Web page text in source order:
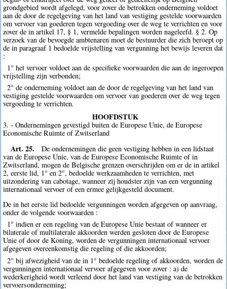
grondgebied wordt afgelegd, voor zover de betrokken onderneming voldoet
aan de door de regelgeving van het land van vestiging gestelde voorwaarden
om vervoer van goederen tegen vergoeding over de weg te verrichten en voor
zover de in artikel 17, § 1, vermelde bepalingen worden nageleefd. § 2. Op
verzoek van de bevoegde ambtenaren moet de bestuurder die zich beroept op
de in paragraaf 1 bedoelde vrijstelling van vergunning het bewijs leveren dat
:
1° het vervoer voldoet aan de specifieke voorwaarden die aan de ingeroepen
vrijstelling zijn verbonden;
2° de onderneming voldoet aan de door de regelgeving van het land van
vestiging gestelde voorwaarden om vervoer van goederen over de weg tegen
vergoeding te verrichten.
HOOFDSTUK
3. - Ondernemingen gevestigd buiten de Europese Unie, de Europese
Economische Ruimte of Zwitserland
Art. 25.
De ondernemingen die geen vestiging hebben in een lidstaat
van de Europese Unie, van de Europese Economische Ruimte of in
Zwitserland, mogen de Belgische grenzen overschrijden om er de in artikel
2, eerste lid, 1° en 2°, bedoelde werkzaamheden te verrichten, met
uitzondering van cabotage, wanneer zij houdster zijn van een vergunning
internationaal vervoer of een ermee gelijkgesteld document.
De in het eerste lid bedoelde vergunningen worden afgegeven op aanvraag,
onder de volgende voorwaarden :
1° indien er een regeling van de Europese Unie bestaat of wanneer er
bilaterale of multilaterale akkoorden werden gesloten door de Europese
Unie of door de Koning, worden de vergunningen internationaal vervoer
afgegeven overeenkomstig die regeling of die akkoorden;
2° bij afwezigheid van de in 1° bedoelde regeling of akkoorden, worden de
vergunningen internationaal vervoer afgegeven voor zover : a) de
wederkerigheid wordt verleend door het land van vestiging van de betrokken
vervoersonderneming;